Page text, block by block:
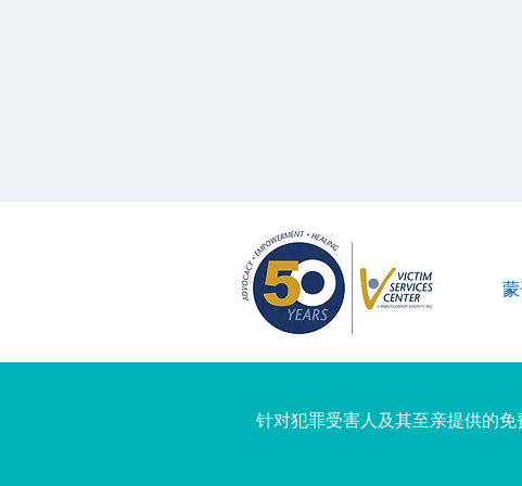
针对犯罪受害人及其至亲提供的免